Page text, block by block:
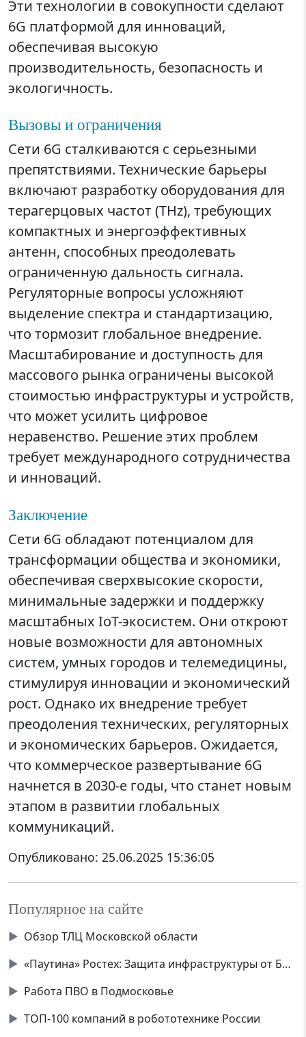
Эти технологии в совокупности сделают
6G платформой для инноваций,
обеспечивая высокую
производительность, безопасность и
экологичность.
Вызовы и ограничения
Сети 6G сталкиваются с серьезными
препятствиями. Технические барьеры
включают разработку оборудования для
терагерцовых частот (THz), требующих
компактных и энергоэффективных
антенн, способных преодолевать
ограниченную дальность сигнала.
Регуляторные вопросы усложняют
выделение спектра и стандартизацию,
что тормозит глобальное внедрение.
Масштабирование и доступность для
массового рынка ограничены высокой
стоимостью инфраструктуры и устройств,
что может усилить цифровое
неравенство. Решение этих проблем
требует международного сотрудничества
и инноваций.
Заключение
Сети 6G обладают потенциалом для
трансформации общества и экономики,
обеспечивая сверхвысокие скорости,
минимальные задержки и поддержку
масштабных IoT-экосистем. Они откроют
новые возможности для автономных
систем, умных городов и телемедицины,
стимулируя инновации и экономический
рост. Однако их внедрение требует
преодоления технических, регуляторных
и экономических барьеров. Ожидается,
что коммерческое развертывание 6G
начнется в 2030-е годы, что станет новым
этапом в развитии глобальных
коммуникаций.
Опубликовано: 25.06.2025 15:36:05
Популярное на сайте
▶ Обзор ТЛЦ Московской области
▶
«Паутина» Ростех: Защита инфраструктуры от БПЛА
▶ Работа ПВО в Подмосковье
▶ ТОП-100 компаний в робототехнике России